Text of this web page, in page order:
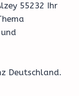
55232 Ihr
Deutschland.